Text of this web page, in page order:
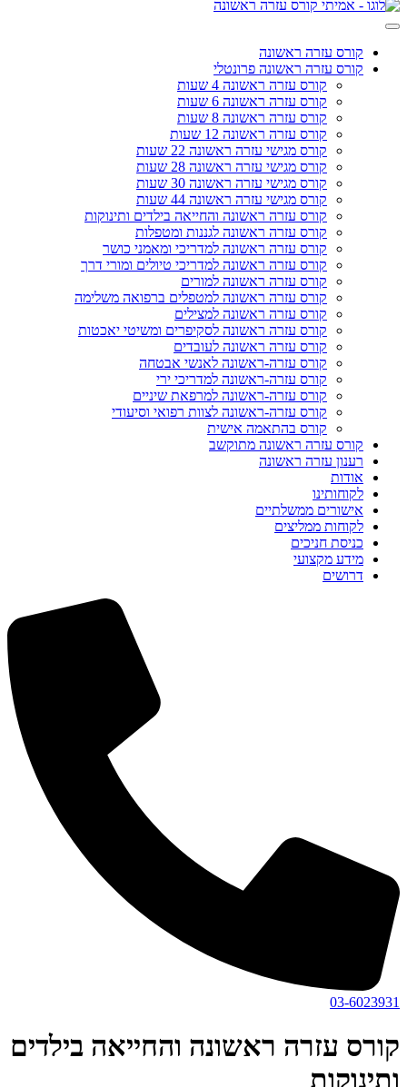
קורס עזרה ראשונה
קורס עזרה ראשונה פרונטלי
קורס עזרה ראשונה 4 שעות
קורס עזרה ראשונה 6 שעות
קורס עזרה ראשונה 8 שעות
קורס עזרה ראשונה 12 שעות
קורס מגישי עזרה ראשונה 22 שעות
קורס מגישי עזרה ראשונה 28 שעות
קורס מגישי עזרה ראשונה 30 שעות
קורס מגישי עזרה ראשונה 44 שעות
קורס עזרה ראשונה והחייאה בילדים ותינוקות
קורס עזרה ראשונה לגננות ומטפלות
קורס עזרה ראשונה למדריכי ומאמני כושר
קורס עזרה ראשונה למדריכי טיולים ומורי דרך
קורס עזרה ראשונה למורים
קורס עזרה ראשונה למטפלים ברפואה משלימה
קורס עזרה ראשונה למצילים
קורס עזרה ראשונה לסקיפרים ומשיטי יאכטות
קורס עזרה ראשונה לעובדים
קורס עזרה-ראשונה לאנשי אבטחה
קורס עזרה-ראשונה למדריכי ירי
קורס עזרה-ראשונה למרפאת שיניים
קורס עזרה-ראשונה לצוות רפואי וסיעודי
קורס בהתאמה אישית
קורס עזרה ראשונה מתוקשב
רענון עזרה ראשונה
אודות
לקוחותינו
אישורים ממשלתיים
לקוחות ממליצים
כניסת חניכים
מידע מקצועי
דרושים
03-6023931
קורס עזרה ראשונה והחייאה בילדים
ותינוקות